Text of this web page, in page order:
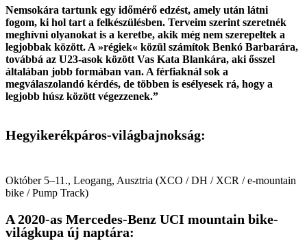
Nemsokára tartunk egy időmérő edzést, amely után látni
fogom, ki hol tart a felkészülésben. Terveim szerint szeretnék
meghívni olyanokat is a keretbe, akik még nem szerepeltek a
legjobbak között. A »régiek« közül számítok Benkó Barbarára,
továbbá az U23-asok között Vas Kata Blankára, aki ősszel
általában jobb formában van. A férfiaknál sok a
megválaszolandó kérdés, de többen is esélyesek rá, hogy a
legjobb húsz között végezzenek.”
Hegyikerékpáros-világbajnokság:
Október 5–11., Leogang, Ausztria (XCO / DH / XCR / e-mountain
bike / Pump Track)
A 2020-as Mercedes-Benz UCI mountain bike-
világkupa új naptára: